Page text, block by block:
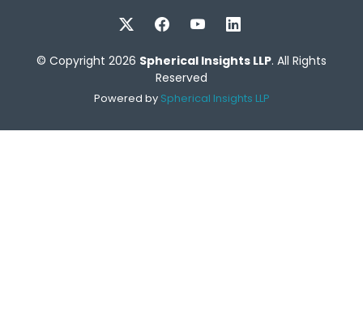
© Copyright 2026 Spherical Insights LLP. All Rights
Reserved
Powered by Spherical Insights LLP